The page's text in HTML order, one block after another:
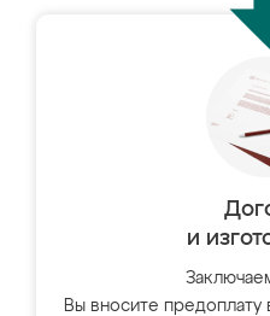
и
Вы вносите предоплату